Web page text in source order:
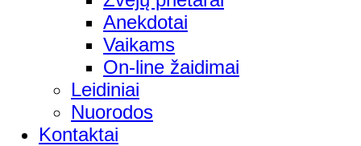
Anekdotai
Vaikams
On-line žaidimai
Leidiniai
Nuorodos
Kontaktai